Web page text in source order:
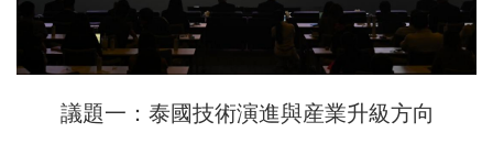
議題一：泰國技術演進與産業升級方向